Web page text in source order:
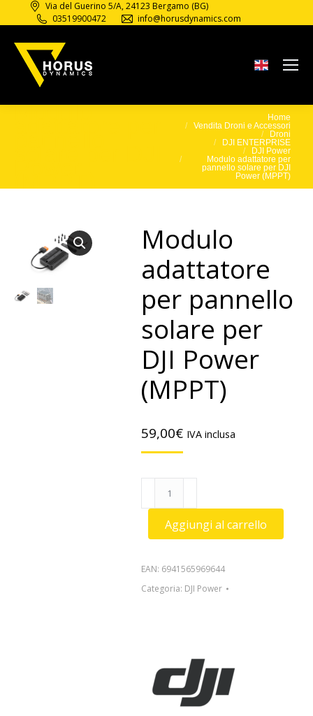
Via del Guerino 5/A, 24123 Bergamo (BG)
03519900472
info@horusdynamics.com
Modulo
(MPPT)
Tu sei qui:
Home
Vendita Droni e Accessori
Droni
DJI ENTERPRISE
DJI Power
Modulo adattatore per
pannello solare per DJI
Power (MPPT)
Modulo
adattatore
per pannello
solare per
DJI Power
(MPPT)
59,00€ IVA inclusa
pannello
per
DJI
Aggiungi al carrello
EAN: 6941565969644
Categoria: DJI Power